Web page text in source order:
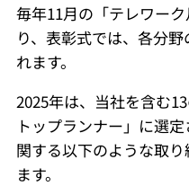
毎年11月の「テレワー
り、表彰式では、各分
れます。
2025年は、当社を含む
トップランナー」に選
関する以下のような取
ます。